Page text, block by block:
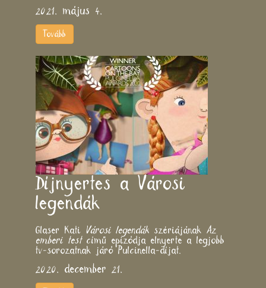
2021. május 4.
Tovább
Díjnyertes a Városi
legendák
Glaser Kati Városi legendák szériájának Az
emberi testcímű epizódja elnyerte a legjobb
tv-sorozatnak járó Pulcinella-díjat.
2020. december 21.